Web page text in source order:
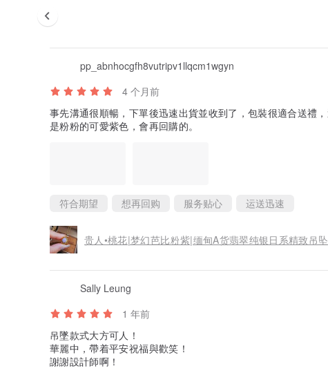
pp_abnhocgfh8vutripv1llqcm1wgyn
4 个月前
事先溝通很順暢，下單後迅速出貨並收到了，包裝很適合送禮
是粉粉的可愛紫色，會再回購的。
符合期望 想再回购 服务贴心 运送迅速
贵人•桃花|梦幻芭比粉紫|缅甸A货翡翠纯银日系精致吊坠
Sally Leung
1 年前
吊墜款式大方可人！
華麗中，帶着平安祝福與歡笑！
謝謝設計師啊！